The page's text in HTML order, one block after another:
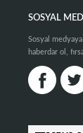
SOSYAL
Sosyal
haberdar ol,